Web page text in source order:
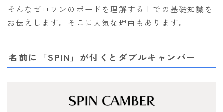
686
AA HARDWEAR
ANTHEM
そんなゼロワンのボードを理解する上での基礎知識を
お伝えします。そこに人気な理由もあります。
名前に「SPIN」が付くとダブルキャンバー